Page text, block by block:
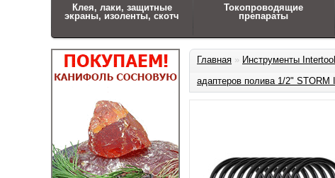
Клея, лаки, защитные
экраны, изоленты, скотч
Токопроводящие
препараты
Главная » Инструменты Intertool
адаптеров полива 1/2" STORM